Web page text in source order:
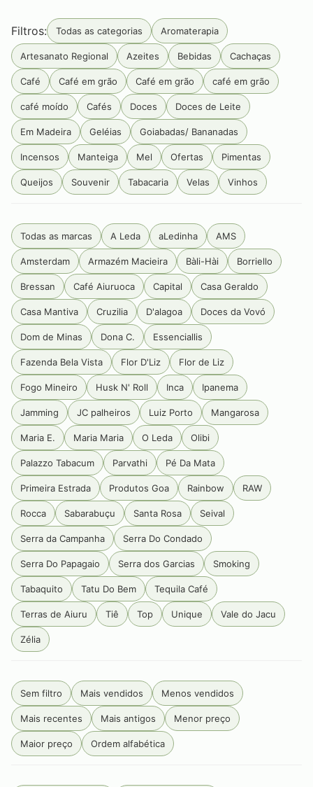
Filtros: Todas as categorias Aromaterapia
Artesanato Regional Azeites Bebidas Cachaças
Café Café em grão Café em grão café em grão
café moído Cafés Doces Doces de Leite
Em Madeira Geléias Goiabadas/ Bananadas
Incensos Manteiga Mel Ofertas Pimentas
Queijos Souvenir Tabacaria Velas Vinhos
Todas as marcas A Leda aLedinha AMS
Amsterdam Armazém Macieira Bàli-Hài Borriello
Bressan Café Aiuruoca Capital Casa Geraldo
Casa Mantiva Cruzilia D'alagoa Doces da Vovó
Dom de Minas Dona C. Essenciallis
Fazenda Bela Vista Flor D'Liz Flor de Liz
Fogo Mineiro Husk N' Roll Inca Ipanema
Jamming JC palheiros Luiz Porto Mangarosa
Maria E. Maria Maria O Leda Olibi
Palazzo Tabacum Parvathi Pé Da Mata
Primeira Estrada Produtos Goa Rainbow RAW
Rocca Sabarabuçu Santa Rosa Seival
Serra da Campanha Serra Do Condado
Serra Do Papagaio Serra dos Garcias Smoking
Tabaquito Tatu Do Bem Tequila Café
Terras de Aiuru Tiê Top Unique Vale do Jacu
Zélia
Sem filtro Mais vendidos Menos vendidos
Mais recentes Mais antigos Menor preço
Maior preço Ordem alfabética